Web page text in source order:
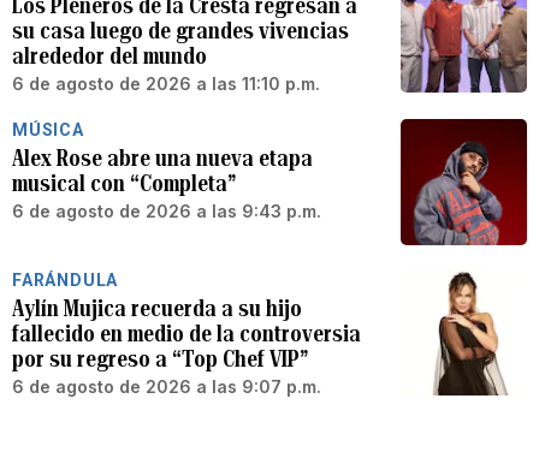
Los Pleneros de la Cresta regresan a
su casa luego de grandes vivencias
alrededor del mundo
6 de agosto de 2026 a las 11:10 p.m.
MÚSICA
Alex Rose abre una nueva etapa
musical con “Completa”
6 de agosto de 2026 a las 9:43 p.m.
FARÁNDULA
Aylín Mujica recuerda a su hijo
fallecido en medio de la controversia
por su regreso a “Top Chef VIP”
6 de agosto de 2026 a las 9:07 p.m.